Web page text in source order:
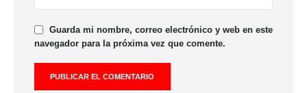
Guarda mi nombre, correo electrónico y web en este
navegador para la próxima vez que comente.